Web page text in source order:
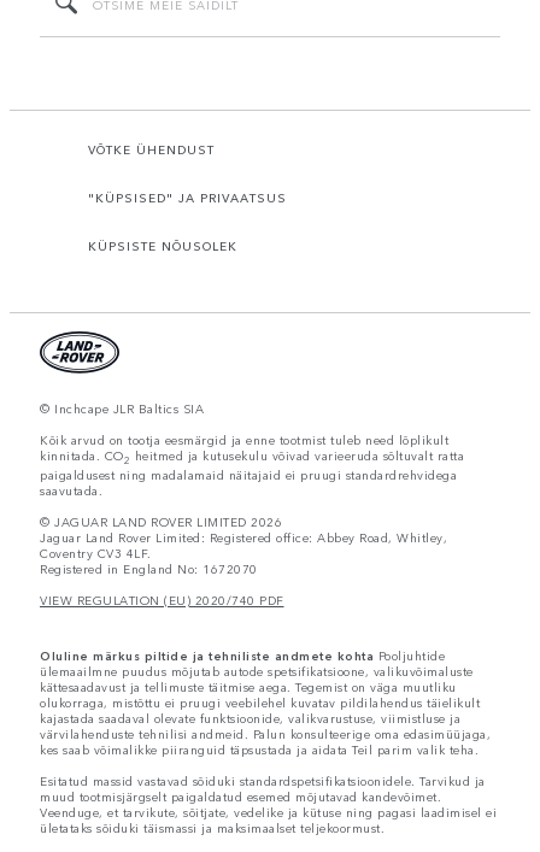
VÕTKE ÜHENDUST
"KÜPSISED" JA PRIVAATSUS
KÜPSISTE NÕUSOLEK
© Inchcape JLR Baltics SIA
Kõik arvud on tootja eesmärgid ja enne tootmist tuleb need lõplikult
kinnitada. CO2 heitmed ja kutusekulu võivad varieeruda sõltuvalt ratta
paigaldusest ning madalamaid näitajaid ei pruugi standardrehvidega
saavutada.
© JAGUAR LAND ROVER LIMITED 2026
Jaguar Land Rover Limited: Registered office: Abbey Road, Whitley,
Coventry CV3 4LF.
Registered in England No: 1672070
VIEW REGULATION (EU) 2020/740 PDF
Oluline märkus piltide ja tehniliste andmete kohta Pooljuhtide
ülemaailmne puudus mõjutab autode spetsifikatsioone, valikuvõimaluste
kättesaadavust ja tellimuste täitmise aega. Tegemist on väga muutliku
olukorraga, mistõttu ei pruugi veebilehel kuvatav pildilahendus täielikult
kajastada saadaval olevate funktsioonide, valikvarustuse, viimistluse ja
värvilahenduste tehnilisi andmeid. Palun konsulteerige oma edasimüüjaga,
kes saab võimalikke piiranguid täpsustada ja aidata Teil parim valik teha.
Esitatud massid vastavad sõiduki standardspetsifikatsioonidele. Tarvikud ja
muud tootmisjärgselt paigaldatud esemed mõjutavad kandevõimet.
Veenduge, et tarvikute, sõitjate, vedelike ja kütuse ning pagasi laadimisel ei
ületataks sõiduki täismassi ja maksimaalset teljekoormust.